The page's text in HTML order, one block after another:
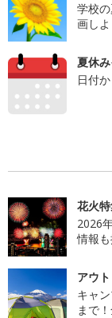
学校
画しよ
夏休
日付
花火
2026
情報
アウ
キャ
まで